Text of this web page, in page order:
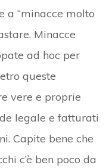
a “minacce molto
Minacce
ad hoc per
queste
vere e proprie
legale e fatturati
Capite bene che
c’è ben poco da